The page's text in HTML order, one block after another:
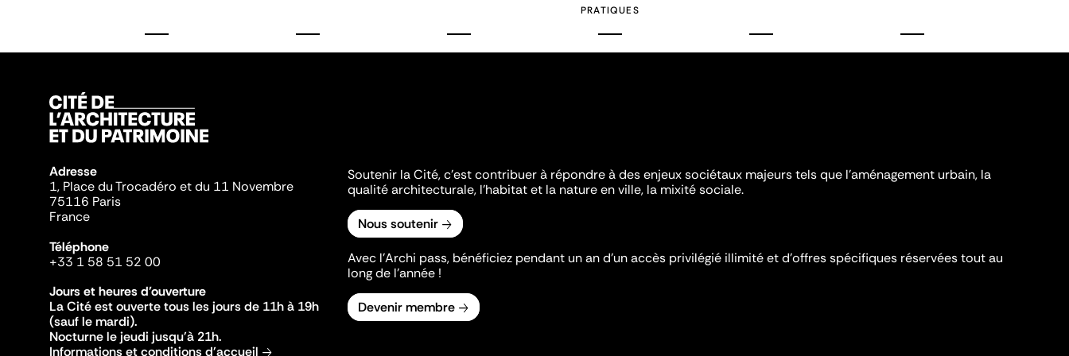
PRATIQUES
Adresse
1, Place du Trocadéro et du 11 Novembre
75116 Paris
France
Téléphone
+33 1 58 51 52 00
Jours et heures d'ouverture
La Cité est ouverte tous les jours de 11h à 19h
(sauf le mardi).
Nocturne le jeudi jusqu'à 21h.
Informations et conditions d'accueil
Soutenir la Cité, c'est contribuer à répondre à des enjeux sociétaux majeurs tels que l'aménagement urbain, la
qualité architecturale, l'habitat et la nature en ville, la mixité sociale.
Nous soutenir
Avec l’Archi pass, bénéficiez pendant un an d’un accès privilégié illimité et d’offres spécifiques réservées tout au
long de l’année !
Devenir membre